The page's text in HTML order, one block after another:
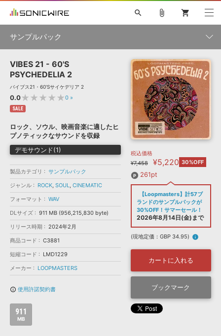
ソフト音源 »
プラグイン・エフェクト »
サンプルパック »
ソフトウェア／ツール »
DAW »
効果音 »
BGM »
キャンペーン »
特集 »
ニュースレター »
SONICWIREブログ »
製品サポート情報 »
DTMガイド »
FAQ »
お問い合わせ »
音楽カード
楽曲配信流通 サービス
無償のサウンド管理ソフト
次世代型 ボーカル・エディタ
APS
SLS
search
初音ミク NT 鏡音リン・レン V4X 巡音ルカ V4X
MEIKO V3
KAITO V3
VOCALOID TOONTRACK
SPITFIRE AUDIO
VIENNA
EZ DRUMMER 3
ライセンスフリーBGM
ボーカル抜き出し
DUBSTEP
MUTANT
ROUTER.FM
SONOCA
ソフト音源 プラグイン・エフェクト
ソフトウェア／ツール 効果音
attach_file shopping_cart
サンプルパック
製品一覧
ジャンル
フォーマット
ランキング
VIBES 21 - 60'S
PSYCHEDELIA 2
バイブス21・60'Sサイケデリア 2
0.0★★★★★0 »
SALE
ロック、ソウル、映画音楽に適したヒ
プノティックなサウンドを収録
デモサウンド(1)
製品カテゴリ
サンプルパック
ジャンル
ROCK, SOUL, CINEMATIC
フォーマット
WAV
DLサイズ
911 MB (956,215,830 byte)
リリース時期
2024年2月
商品コード
C3881
短縮コード
LMD1229
メーカー
LOOPMASTERS
info_outline 使用許諾契約書
911
MB
税込価格
¥7,458
¥5,220 30%OFF
261pt
【Loopmasters】計57ブ
ランドのサンプルパックが
30%OFF！サマーセール！
2026年8月14日(金)まで
(現地定価：GBP 34.95) info
カートに入れる
ブックマーク